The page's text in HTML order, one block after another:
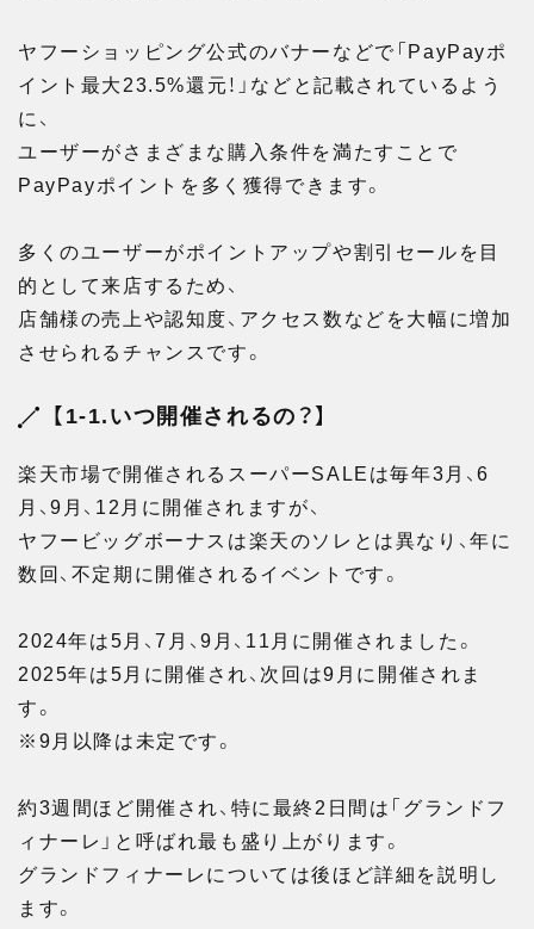
ヤフーショッピング公式のバナーなどで「PayPayポ
イント最大23.5%還元！」などと記載されているよう
に、
ユーザーがさまざまな購入条件を満たすことで
PayPayポイントを多く獲得できます。
多くのユーザーがポイントアップや割引セールを目
的として来店するため、
店舗様の売上や認知度、アクセス数などを大幅に増加
させられるチャンスです。
【1-1.いつ開催されるの？】
楽天市場で開催されるスーパーSALEは毎年3月、6
月、9月、12月に開催されますが、
ヤフービッグボーナスは楽天のソレとは異なり、年に
数回、不定期に開催されるイベントです。
2024年は5月、7月、9月、11月に開催されました。
2025年は5月に開催され、次回は9月に開催されま
す。
※9月以降は未定です。
約3週間ほど開催され、特に最終2日間は「グランドフ
ィナーレ」と呼ばれ最も盛り上がります。
グランドフィナーレについては後ほど詳細を説明し
ます。